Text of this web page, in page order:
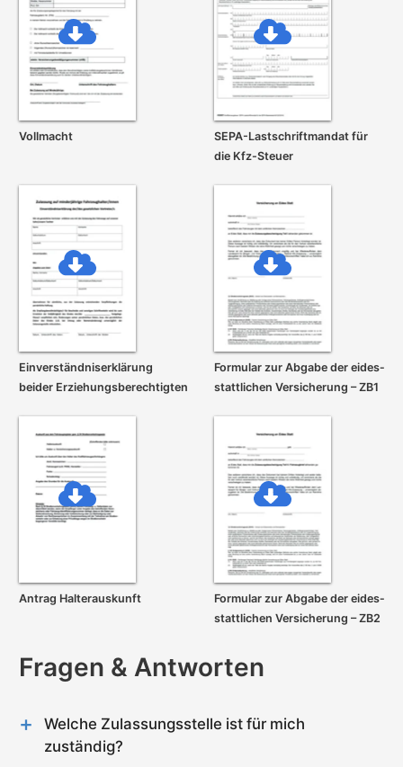
Vollmacht
SEPA-Lastschrift­mandat für
die Kfz-Steuer
Einverständnis­erklärung
beider Erziehungs­berechtigten
Formular zur Abgabe der eides­
stattlichen Versicherung – ZB1
Antrag Halterauskunft
Formular zur Abgabe der eides­
stattlichen Versicherung – ZB2
Fragen & Antworten
Welche Zulassungsstelle ist für mich
zuständig?